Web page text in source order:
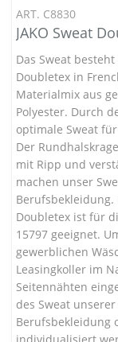
ART. C8830
JAKO Sweat
Das Sweat
Doubletex in
Materialmix aus
Polyester. Durch
optimale Sweat
Der
mit Ripp und
machen unser
Berufsbekleidung.
Doubletex ist für
15797 geeignet.
gewerblichen
Leasingkoller im
Seitennähten
des Sweat
Berufsbekleidung